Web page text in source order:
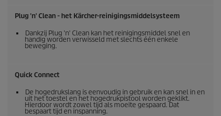
Plug 'n' Clean - het Kärcher-reinigingsmiddelsysteem
Dankzij Plug 'n' Clean kan het reinigingsmiddel snel en
handig worden verwisseld met slechts één enkele
beweging.
Quick Connect
De hogedrukslang is eenvoudig in gebruik en kan snel in en
uit het toestel en het hogedrukpistool worden geklikt.
Hierdoor wordt zowel tijd als moeite gespaard. Dat
bespaart tijd en inspanning.